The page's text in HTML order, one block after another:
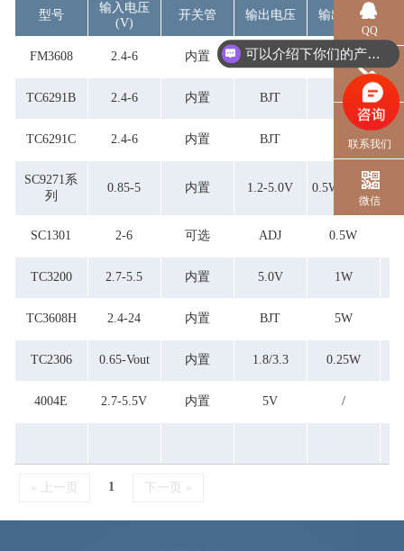
型号
输入电压
(V)
开关管 输出电压 输出功率
FM3608 2.4-6 内置 BJT 5W
TC6291B 2.4-6 内置 BJT 5W
TC6291C 2.4-6 内置 BJT 5W
SC9271系
列
0.85-5 内置 1.2-5.0V 0.5W0.25W
SC1301 2-6 可选 ADJ 0.5W
TC3200 2.7-5.5 内置 5.0V 1W
TC3608H 2.4-24 内置 BJT 5W
TC2306 0.65-Vout 内置 1.8/3.3 0.25W
4004E 2.7-5.5V 内置 5V /
« 上一页 1 下一页 »
QQ
电话
联系我们
微信
可以介绍下你们的产品么？